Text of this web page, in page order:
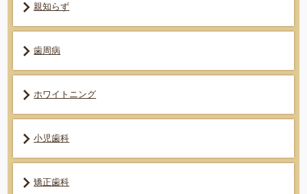
親知らず
歯周病
ホワイトニング
小児歯科
矯正歯科